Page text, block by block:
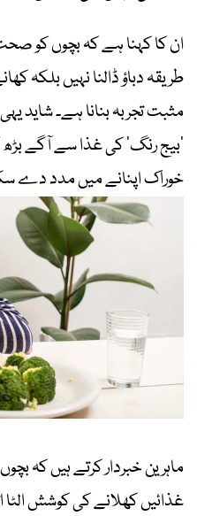
ان کا کہنا ہے کہ بچوں کو
طریقہ دباؤ ڈالنا نہیں بلکہ
مثبت تجربہ بنانا ہے۔
’بیج رنگ‘ کی غذا سے آگے
خوراک اپنانے میں مدد دے
ماہرین خبردار کرتے ہیں کہ
غذائیں کھلانے کی کوشش